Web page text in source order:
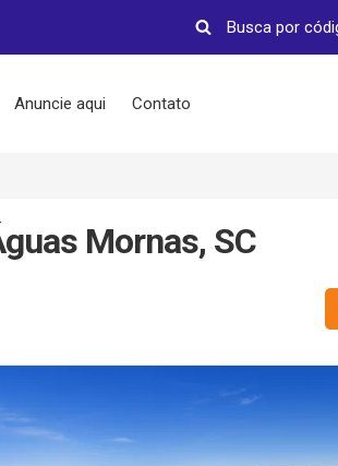
Anuncie aqui Contato
Mornas, SC